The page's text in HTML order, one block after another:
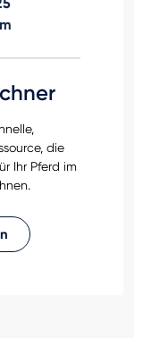
die
Ihr Pferd im